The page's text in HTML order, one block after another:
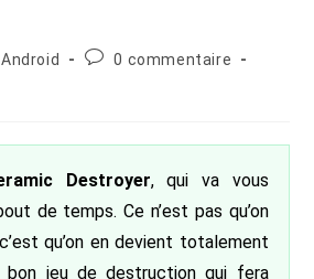
Commentaires
0 commentaire
Destroyer, qui va vous
de temps. Ce n’est pas qu’on
qu’on en devient totalement
jeu de destruction qui fera